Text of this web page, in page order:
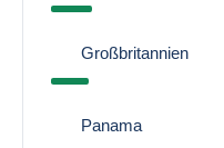
Großbritannien
Panama